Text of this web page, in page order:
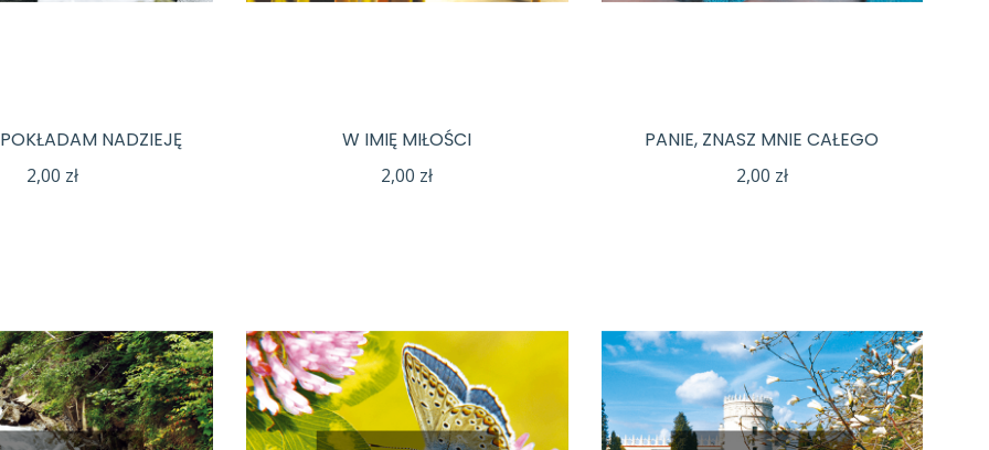
NADZIEJĘ
2,00 zł
W IMIĘ MIŁOŚCI
2,00 zł
PANIE, ZNASZ MNIE CAŁEGO
2,00 zł